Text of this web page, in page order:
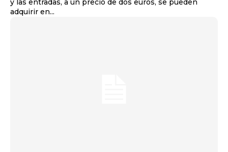
y las entradas, a un precio de dos euros, se pueden
adquirir en...